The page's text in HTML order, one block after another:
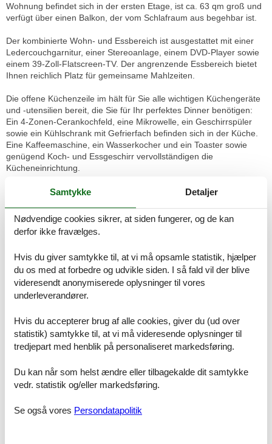
Wohnung befindet sich in der ersten Etage, ist ca. 63 qm groß und
verfügt über einen Balkon, der vom Schlafraum aus begehbar ist.
Der kombinierte Wohn- und Essbereich ist ausgestattet mit einer
Ledercouchgarnitur, einer Stereoanlage, einem DVD-Player sowie
einem 39-Zoll-Flatscreen-TV. Der angrenzende Essbereich bietet
Ihnen reichlich Platz für gemeinsame Mahlzeiten.
Die offene Küchenzeile im hält für Sie alle wichtigen Küchengeräte
und -utensilien bereit, die Sie für Ihr perfektes Dinner benötigen:
Ein 4-Zonen-Cerankochfeld, eine Mikrowelle, ein Geschirrspüler
sowie ein Kühlschrank mit Gefrierfach befinden sich in der Küche.
Eine Kaffeemaschine, ein Wasserkocher und ein Toaster sowie
genügend Koch- und Essgeschirr vervollständigen die
Kücheneinrichtung.
Im Schlafzimmer lädt Sie ein komfortables Doppelbett (2 x 90cm x
Ganzkörperspiegel bietet genügend Platz für Ihre
Urlaubsgarderobe. Von hier betreten Sie den möblierten Balkon,
der nach Westen ausgerichtet ist. Hier können Sie Sonne tanken,
ausklingen lassen. Ihre Habseligkeiten können Sie in einem Safe
sicher verstauen.
Das geflieste Tageslichtbad mit Dusche und WC sowie einem Fön
BESONDERHEITEN
Wir bitten um Ihr Verständnis, dass in dieser Nichtraucherwohnung
keine Haustiere erlaubt sind.
Im Mietpreis sind alle Nebenkosten wie Strom, Wasser und
Heizungskosten enthalten. Bettwäsche und Handtücher sind
und Trockner können im Haus gegen Gebühr genutzt werden.
Samtykke Detaljer
Nødvendige cookies sikrer, at siden fungerer, og de kan
derfor ikke fravælges.
Hvis du giver samtykke til, at vi må opsamle statistik, hjælper
du os med at forbedre og udvikle siden. I så fald vil der blive
videresendt anonymiserede oplysninger til vores
underleverandører.
Hvis du accepterer brug af alle cookies, giver du (ud over
statistik) samtykke til, at vi må videresende oplysninger til
tredjepart med henblik på personaliseret markedsføring.
Du kan når som helst ændre eller tilbagekalde dit samtykke
vedr. statistik og/eller markedsføring.
Se også vores Persondatapolitik